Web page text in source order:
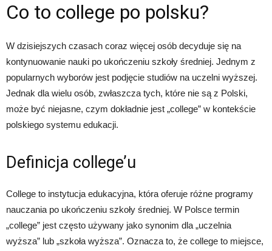
Co to college po polsku?
W dzisiejszych czasach coraz więcej osób decyduje się na
kontynuowanie nauki po ukończeniu szkoły średniej. Jednym z
popularnych wyborów jest podjęcie studiów na uczelni wyższej.
Jednak dla wielu osób, zwłaszcza tych, które nie są z Polski,
może być niejasne, czym dokładnie jest „college” w kontekście
polskiego systemu edukacji.
Definicja college’u
College to instytucja edukacyjna, która oferuje różne programy
nauczania po ukończeniu szkoły średniej. W Polsce termin
„college” jest często używany jako synonim dla „uczelnia
wyższa” lub „szkoła wyższa”. Oznacza to, że college to miejsce,